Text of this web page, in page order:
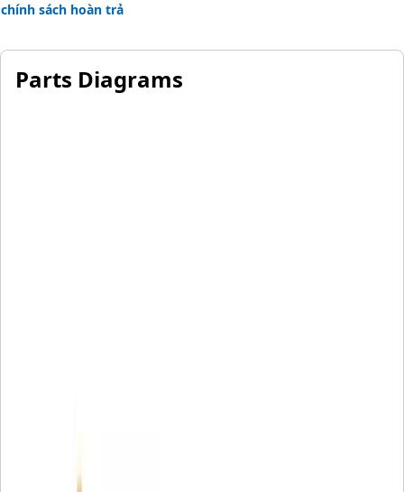
chính sách hoàn trả
Parts Diagrams